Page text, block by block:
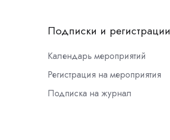
Подписки и регистрации
Календарь мероприятий
Регистрация на мероприятия
Подписка на журнал